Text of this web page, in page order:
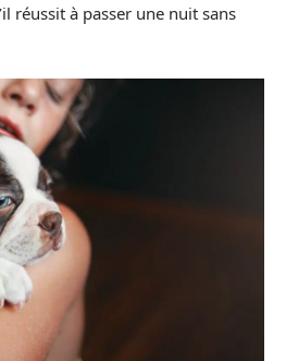
réussit à passer une nuit sans